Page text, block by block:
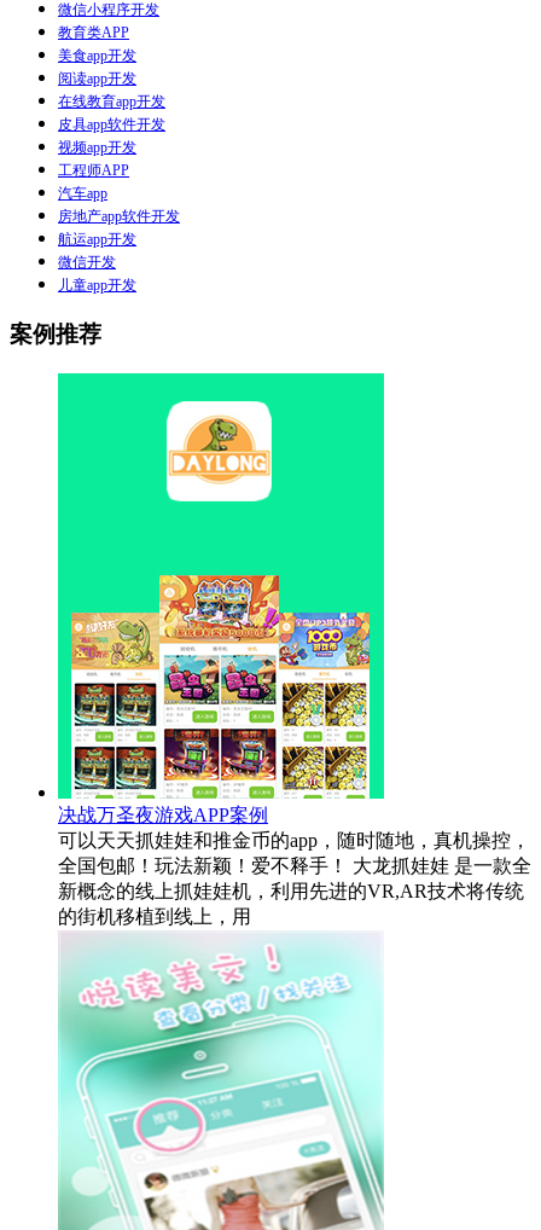
微信小程序开发
教育类APP
美食app开发
阅读app开发
在线教育app开发
皮具app软件开发
视频app开发
工程师APP
汽车app
房地产app软件开发
航运app开发
微信开发
儿童app开发
案例推荐
决战万圣夜游戏APP案例
可以天天抓娃娃和推金币的app，随时随地，真机操控，
全国包邮！玩法新颖！爱不释手！ 大龙抓娃娃 是一款全
新概念的线上抓娃娃机，利用先进的VR,AR技术将传统
的街机移植到线上，用